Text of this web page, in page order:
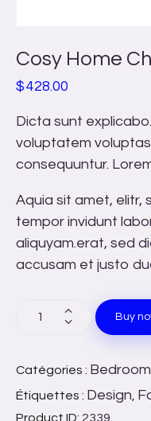
Cosy Home
$428.00
Dicta sunt
voluptatem
consequuntur.
Aquia sit amet, elitr,
tempor invidunt
aliquyam.erat, sed
accusam et justo
Buy
Catégories : Bedroom
Étiquettes : Design
Product ID: 2339